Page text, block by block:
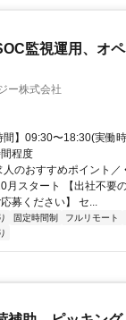
監視運用、オ
ー株式会社
間】09:30〜18:30(実働
程度
人のおすすめポイント
スタート 【出社不要
募ください】 セ...
固定時間制 フルリモート